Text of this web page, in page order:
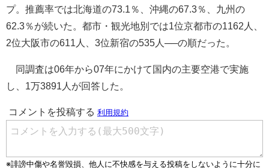
プ。推薦率では北海道の73.1％、沖縄の67.3％、九州の
62.3％が続いた。都市・観光地別では1位京都市の1162人、
2位大阪市の611人、3位新宿の535人──の順だった。
同調査は06年から07年にかけて国内の主要空港で実施
し、1万3891人が回答した。